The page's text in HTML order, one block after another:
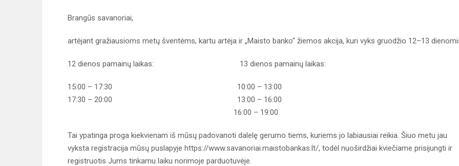
Brangūs savanoriai,
artėjant gražiausioms metų šventėms, kartu artėja ir „Maisto banko“ žiemos akcija, kuri vyks gruodžio 12–13
12 dienos pamainų laikas: 13 dienos pamainų laikas:
15:00 – 17:30 10:00 – 13:00
17:30 – 20:00 13:00 – 16:00
16:00 – 19:00
Tai ypatinga proga kiekvienam iš mūsų padovanoti dalelę gerumo tiems, kuriems jo labiausiai reikia. Šiuo metu jau
vyksta registracija mūsų puslapyje https://www.savanoriai.maistobankas.lt/, todėl nuoširdžiai kviečiame prisijungti ir
registruotis Jums tinkamu laiku norimoje parduotuvėje.